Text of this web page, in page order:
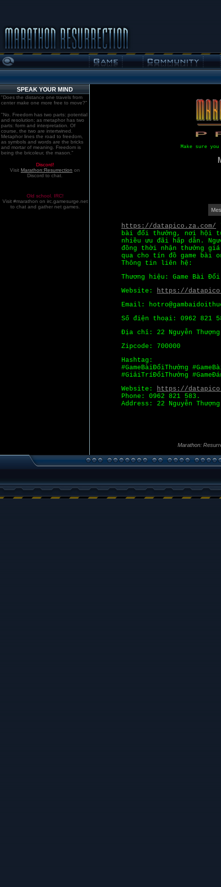
SPEAK YOUR MIND
"Does the distance one travels from
center make one more free to move?"
"No. Freedom has two parts: potential
and resolution; as metaphor has two
parts: form and interpretation. Of
course, the two are intertwined.
Metaphor lines the road to freedom,
as symbols and words are the bricks
and mortar of meaning. Freedom is
being the bricoleur, the mason."
Discord!
Visit Marathon:Resurrection on
Discord to chat.
Old school. IRC!
Visit #marathon on irc.gamesurge.net
to chat and gather net games.
Make sure
https://datapico.za.com/
bài đổi thưởng, nơi hội
nhiều ưu đãi hấp dẫn.
đồng thời nhận thưởng
qua cho tín đồ game bài
Thông tin liên hệ:
Thương hiệu: Game Bài Đổi
Website: https://
Email:
Số điện thoại: 0962 821
Địa chỉ: 22 Nguyễn
Zipcode: 700000
Hashtag:
#GameBàiĐổiThưởng
#GiảiTríĐổiThưởng
Website: https://
Phone: 0962 821 583.
Address: 22 Nguyễn
Marathon: